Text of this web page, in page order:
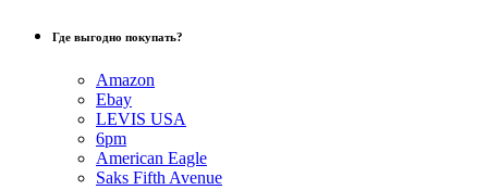
Где выгодно покупать?
Amazon
Ebay
LEVIS USA
6pm
American Eagle
Saks Fifth Avenue